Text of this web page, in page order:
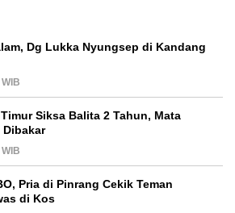
Dg Lukka Nyungsep di Kandang
Siksa Balita 2 Tahun, Mata
Dibakar
Pria di Pinrang Cekik Teman
di Kos